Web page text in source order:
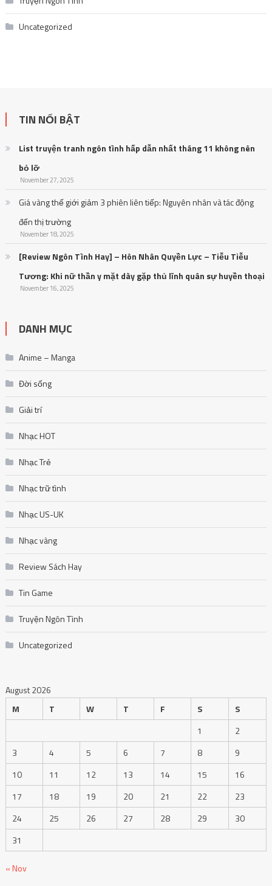
Uncategorized
TIN NỔI BẬT
List truyện tranh ngôn tình hấp dẫn nhất tháng 11 không nên
bỏ lỡ
November 27, 2025
Giá vàng thế giới giảm 3 phiên liên tiếp: Nguyên nhân và tác động
đến thị trường
November 18, 2025
[Review Ngôn Tình Hay] – Hôn Nhân Quyền Lực – Tiễu Tiễu
Tương: Khi nữ thần y mặt dày gặp thủ lĩnh quân sự huyền thoại
November 16, 2025
DANH MỤC
Anime – Manga
Đời sống
Giải trí
Nhạc HOT
Nhạc Trẻ
Nhạc trữ tình
Nhạc US-UK
Nhạc vàng
Review Sách Hay
Tin Game
Truyện Ngôn Tình
Uncategorized
August 2026
M
T W T F S
S
1
2
3
4 5 6 7 8
9
10
11 12 13 14 15
16
17
18 19 20 21 22
23
24
25 26 27 28 29
30
31
« Nov